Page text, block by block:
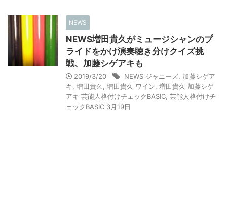
NEWS
NEWS増田貴久がミュージシャンのプ
ライドをかけ演奏聴き分けクイズ挑
戦、加藤シゲアキも
2019/3/20 NEWS ジャニーズ 加藤シゲア
キ 増田貴久 増田貴久 ワイン 増田貴久 加藤シゲ
アキ 芸能人格付けチェックBASIC 芸能人格付けチ
ェックBASIC 3月19日